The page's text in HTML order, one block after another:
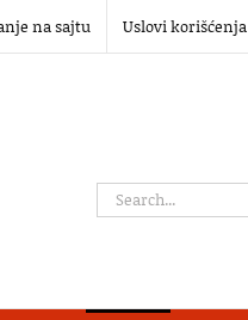
na sajtu Uslovi korišćenja
Search